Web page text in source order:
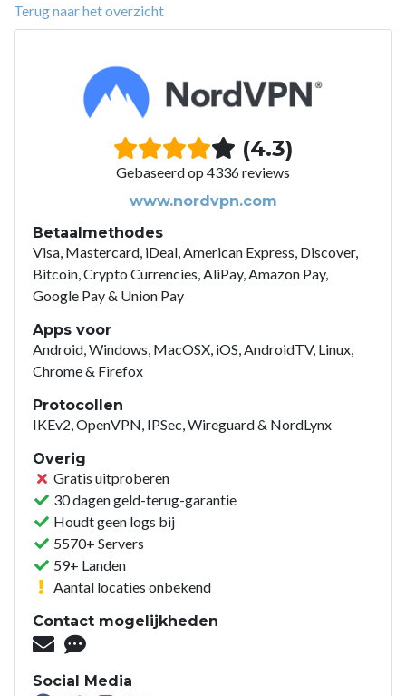
Terug naar het overzicht
(4.3)
Gebaseerd op 4336 reviews
www.nordvpn.com
Betaalmethodes
Visa, Mastercard, iDeal, American Express, Discover,
Bitcoin, Crypto Currencies, AliPay, Amazon Pay,
Google Pay & Union Pay
Apps voor
Android, Windows, MacOSX, iOS, AndroidTV, Linux,
Chrome & Firefox
Protocollen
IKEv2, OpenVPN, IPSec, Wireguard & NordLynx
Overig
Gratis uitproberen
30 dagen geld-terug-garantie
Houdt geen logs bij
5570+ Servers
59+ Landen
Aantal locaties onbekend
Contact mogelijkheden
Social Media